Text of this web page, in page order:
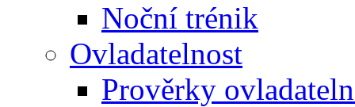
Noční trénik
Ovladatelnost
Prověrky